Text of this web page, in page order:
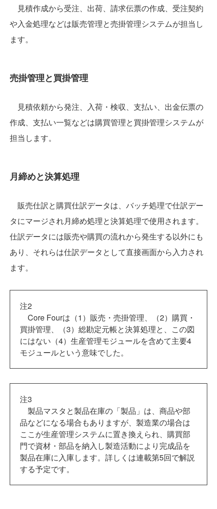
見積作成から受注、出荷、請求伝票の作成、受注契約
や入金処理などは販売管理と売掛管理システムが担当し
ます。
売掛管理と買掛管理
見積依頼から発注、入荷・検収、支払い、出金伝票の
作成、支払い一覧などは購買管理と買掛管理システムが
担当します。
月締めと決算処理
販売仕訳と購買仕訳データは、バッチ処理で仕訳デー
タにマージされ月締め処理と決算処理で使用されます。
仕訳データには販売や購買の流れから発生する以外にも
あり、それらは仕訳データとして直接画面から入力され
ます。
注2
Core Fourは（1）販売・売掛管理、（2）購買・
買掛管理、（3）総勘定元帳と決算処理と、この図
にはない（4）生産管理モジュールを含めて主要4
モジュールという意味でした。
注3
製品マスタと製品在庫の「製品」は、商品や部
品などになる場合もありますが、製造業の場合は
ここが生産管理システムに置き換えられ、購買部
門で資材・部品を納入し製造活動により完成品を
製品在庫に入庫します。詳しくは連載第5回で解説
する予定です。